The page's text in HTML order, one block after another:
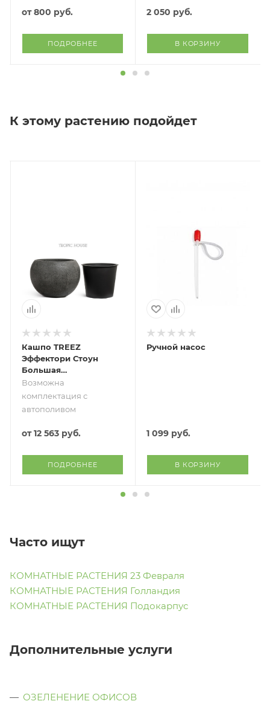
от800 руб.
ПОДРОБНЕЕ
2 050 руб.
В КОРЗИНУ
К этому растению подойдет
Кашпо TREEZ
Эффектори Стоун
Большая
полусфера Тёмно-
серый камень
Возможна
комплектация с
автополивом
от12 563 руб.
ПОДРОБНЕЕ
Ручной насос
1 099 руб.
В КОРЗИНУ
Часто ищут
КОМНАТНЫЕ РАСТЕНИЯ 23 Февраля
КОМНАТНЫЕ РАСТЕНИЯ Голландия
КОМНАТНЫЕ РАСТЕНИЯ Подокарпус
Дополнительные услуги
ОЗЕЛЕНЕНИЕ ОФИСОВ